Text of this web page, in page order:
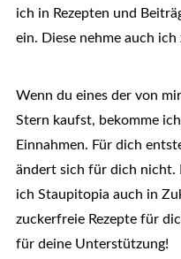
ich in Rezepten und
ein. Diese nehme auch
Wenn du eines der von
Stern kaufst, bekomme
Einnahmen. Für dich
ändert sich für dich nicht.
ich Staupitopia auch in
zuckerfreie Rezepte für
für deine Unterstützung!